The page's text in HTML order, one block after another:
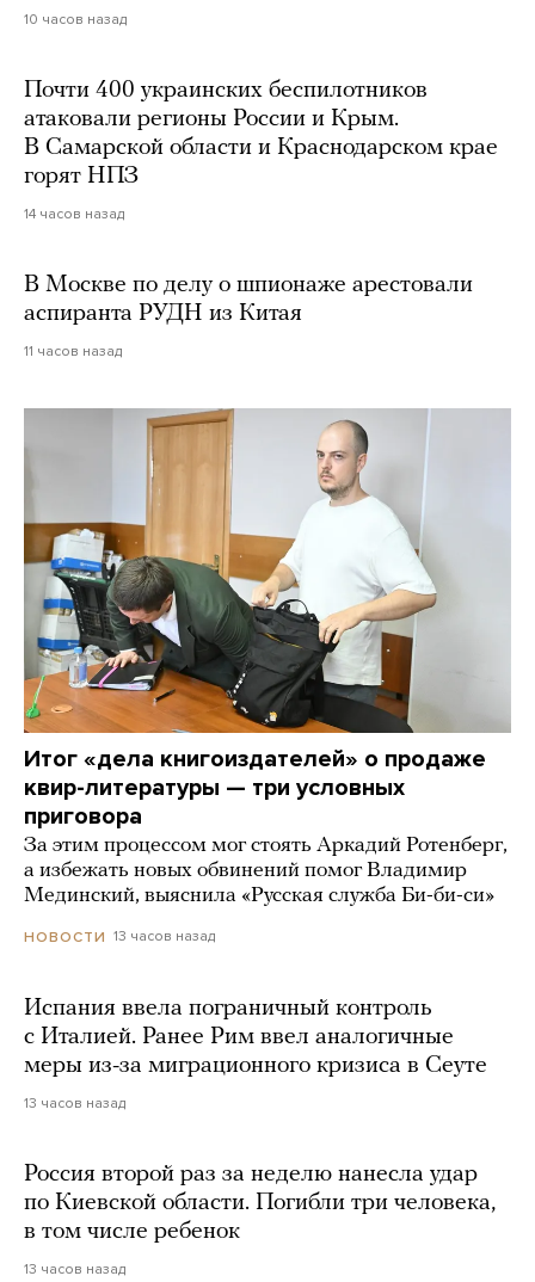
10 часов назад
Почти 400 украинских беспилотников
атаковали регионы России и Крым.
В Самарской области и Краснодарском крае
горят НПЗ
14 часов назад
В Москве по делу о шпионаже арестовали
аспиранта РУДН из Китая
11 часов назад
Итог «дела книгоиздателей» о продаже
квир-литературы — три условных
приговора
За этим процессом мог стоять Аркадий Ротенберг,
а избежать новых обвинений помог Владимир
Мединский, выяснила «Русская служба Би-би-си»
НОВОСТИ 13 часов назад
Испания ввела пограничный контроль
с Италией. Ранее Рим ввел аналогичные
меры из-за миграционного кризиса в Сеуте
13 часов назад
Россия второй раз за неделю нанесла удар
по Киевской области. Погибли три человека,
в том числе ребенок
13 часов назад